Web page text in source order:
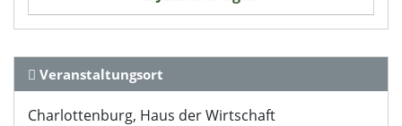
Veranstaltungsort
Charlottenburg, Haus der Wirtschaft